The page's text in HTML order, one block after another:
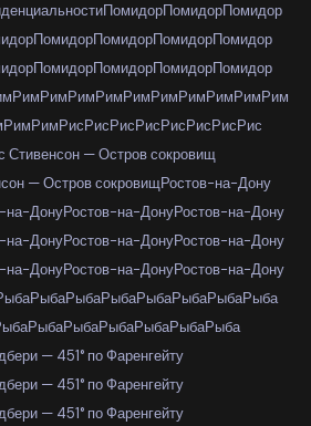
ПомидорПомидорПомидор
ПомидорПомидорПомидорПомидор
ПомидорПомидорПомидорПомидор
РимРимРимРимРимРимРимРимРимРим
РимРимРисРисРисРисРисРисРисРис
Стивенсон — Остров сокровищ
— Остров сокровищРостов-на-Дону
на-ДонуРостов-на-ДонуРостов-на-Дону
на-ДонуРостов-на-ДонуРостов-на-Дону
на-ДонуРостов-на-ДонуРостов-на-Дону
РыбаРыбаРыбаРыбаРыбаРыбаРыба
РыбаРыбаРыбаРыбаРыбаРыба
— 451° по Фаренгейту
— 451° по Фаренгейту
— 451° по Фаренгейту